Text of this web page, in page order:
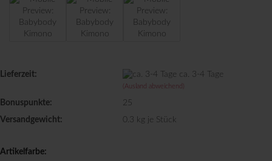
Lieferzeit: ca. 3-4 Tage
(Ausland abweichend)
Bonuspunkte:
25
Versandgewicht:
0.3 kg je Stück
Artikelfarbe: